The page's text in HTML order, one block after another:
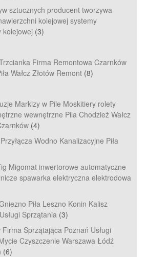
sztucznych producent tworzywa
kolejowej systemy
kolejowej (3)
Firma Remontowa Czarnków
Wałcz Złotów Remont (8)
Markizy w Pile Moskitiery rolety
wewnętrzne Pila Chodzież Wałcz
(4)
Wodno Kanalizacyjne Piła
Migomat inwertorowe automatyczne
spawarka elektryczna elektrodowa
Piła Leszno Konin Kalisz
Sprzątania (3)
Firma Sprzątająca Poznań Usługi
Czyszczenie Warszawa Łódź
(6)